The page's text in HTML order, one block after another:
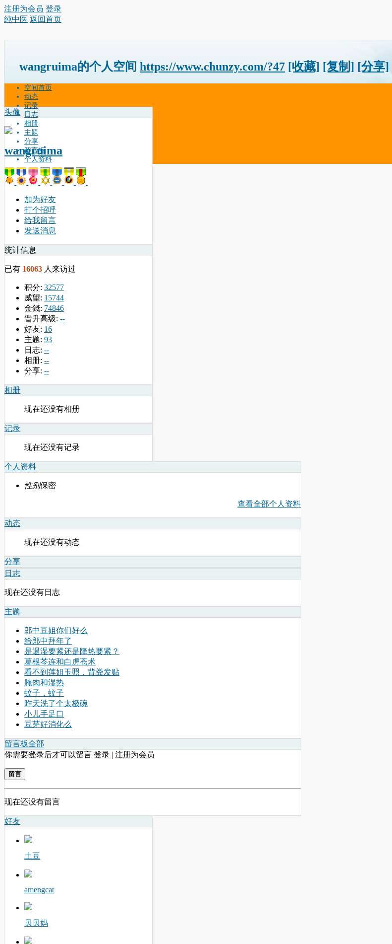
注册为会员 登录
纯中医 返回首页
wangruima的个人空间 https://www.chunzy.com/?47 [收藏] [复制] [分享]
空间首页
动态
记录
日志
相册
主题
分享
留言板
个人资料
头像
wangruima
加为好友
打个招呼
给我留言
发送消息
统计信息
已有 16063 人来访过
积分: 32577
威望: 15744
金錢: 74846
晋升高级: --
好友: 16
主题: 93
日志: --
相册: --
分享: --
相册
现在还没有相册
记录
现在还没有记录
个人资料
性别保密
查看全部个人资料
动态
现在还没有动态
分享
日志
现在还没有日志
主题
郎中豆姐你们好么
给郎中拜年了
是退湿要紧还是降热要紧？
葛根芩连和白虎苍术
看不到莲姐玉照，背粪发贴
腌肉和湿热
蚊子，蚊子
昨天洗了个太极碗
小儿手足口
豆芽好消化么
留言板全部
你需要登录后才可以留言 登录 | 注册为会员
留言
现在还没有留言
好友
土豆
amengcat
贝贝妈